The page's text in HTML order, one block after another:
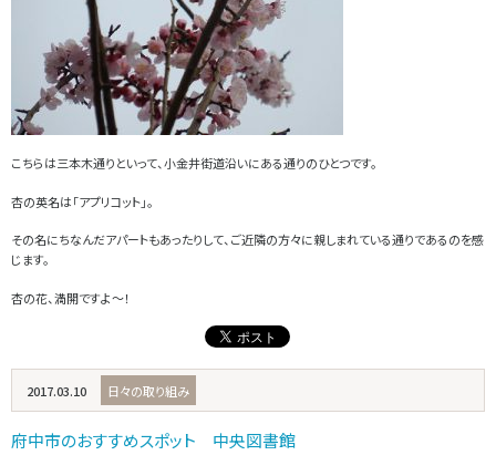
こちらは三本木通りといって、小金井街道沿いにある通りのひとつです。
杏の英名は「アプリコット」。
その名にちなんだアパートもあったりして、ご近隣の方々に親しまれている通りであるのを感
じます。
杏の花、満開ですよ～！
2017.03.10 日々の取り組み
府中市のおすすめスポット 中央図書館